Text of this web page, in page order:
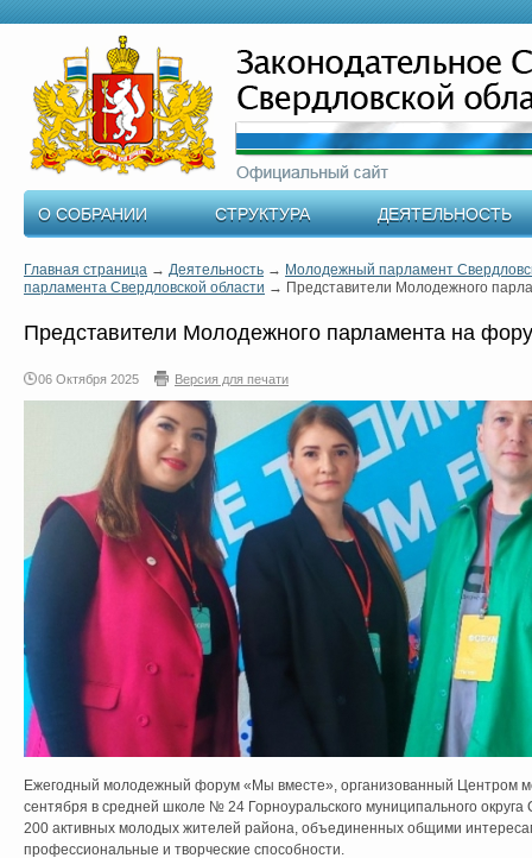
О СОБРАНИИ СТРУКТУРА ДЕЯТЕЛЬНОСТЬ
Главная страница → Деятельность → Молодежный парламент
парламента Свердловской области → Представители Молодежного
Представители Молодежного парламента на
06 Октября 2025 Версия для печати
Ежегодный молодежный форум «Мы вместе», организованный Центром
сентября в средней школе № 24 Горноуральского муниципального
200 активных молодых жителей района, объединенных общими
профессиональные и творческие способности.